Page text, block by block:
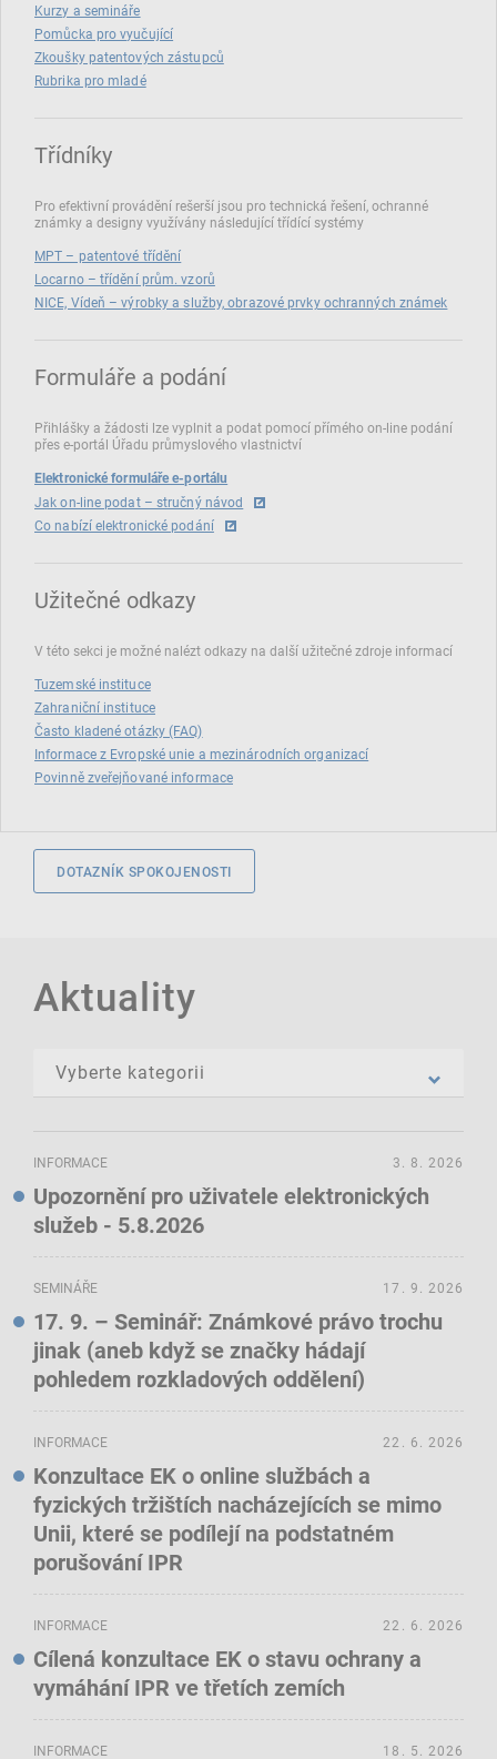
Kurzy a semináře
Pomůcka pro vyučující
Zkoušky patentových zástupců
Rubrika pro mladé
Třídníky
Pro efektivní provádění rešerší jsou pro technická řešení, ochranné
známky a designy využívány následující třídící systémy
MPT – patentové třídění
Locarno – třídění prům. vzorů
NICE, Vídeň – výrobky a služby, obrazové prvky ochranných známek
Formuláře a podání
Přihlášky a žádosti lze vyplnit a podat pomocí přímého on‑line podání
přes e‑portál Úřadu průmyslového vlastnictví
Elektronické formuláře e-portálu
Jak on-line podat – stručný návod
Co nabízí elektronické podání
Užitečné odkazy
V této sekci je možné nalézt odkazy na další užitečné zdroje informací
Tuzemské instituce
Zahraniční instituce
Často kladené otázky (FAQ)
Informace z Evropské unie a mezinárodních organizací
Povinně zveřejňované informace
DOTAZNÍK SPOKOJENOSTI
Aktuality
INFORMACE
Upozornění pro uživatele elektronických
služeb - 5.8.2026
3. 8. 2026
SEMINÁŘE
17. 9. – Seminář: Známkové právo trochu
jinak (aneb když se značky hádají
pohledem rozkladových oddělení)
17. 9. 2026
INFORMACE
Konzultace EK o online službách a
fyzických tržištích nacházejících se mimo
Unii, které se podílejí na podstatném
porušování IPR
22. 6. 2026
INFORMACE
Cílená konzultace EK o stavu ochrany a
vymáhání IPR ve třetích zemích
22. 6. 2026
INFORMACE 18. 5. 2026